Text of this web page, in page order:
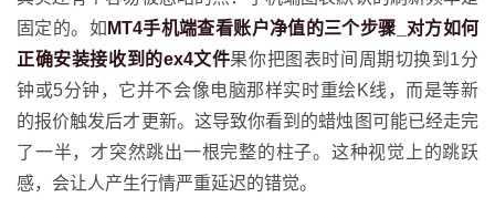
固定的。如 MT4手机端查看账户净值的三个步骤_对方如何
正确安装接收到的ex4文件果你把图表时间周期切换到1分
钟或5分钟，它并不会像电脑那样实时重绘K线，而是等新
的报价触发后才更新。这导致你看到的蜡烛图可能已经走完
了一半，才突然跳出一根完整的柱子。这种视觉上的跳跃
感，会让人产生行情严重延迟的错觉。